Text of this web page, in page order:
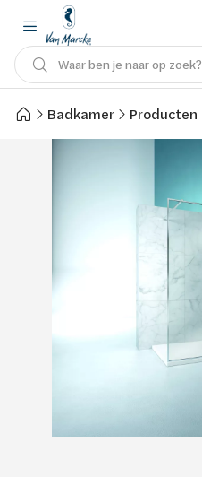
Waar ben je naar op zoek?
Badkamer Producten